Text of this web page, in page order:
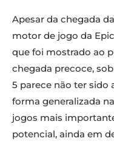
Apesar da chegada
motor de jogo da
que foi mostrado ao
chegada precoce,
5 parece não ter sido
forma generalizada
jogos mais
potencial, ainda em